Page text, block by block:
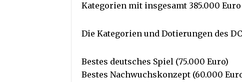
Kategorien mit insgesamt 385.000
Die Kategorien und Dotierungen des
Bestes deutsches Spiel (75.000 Euro)
Bestes Nachwuchskonzept (60.000